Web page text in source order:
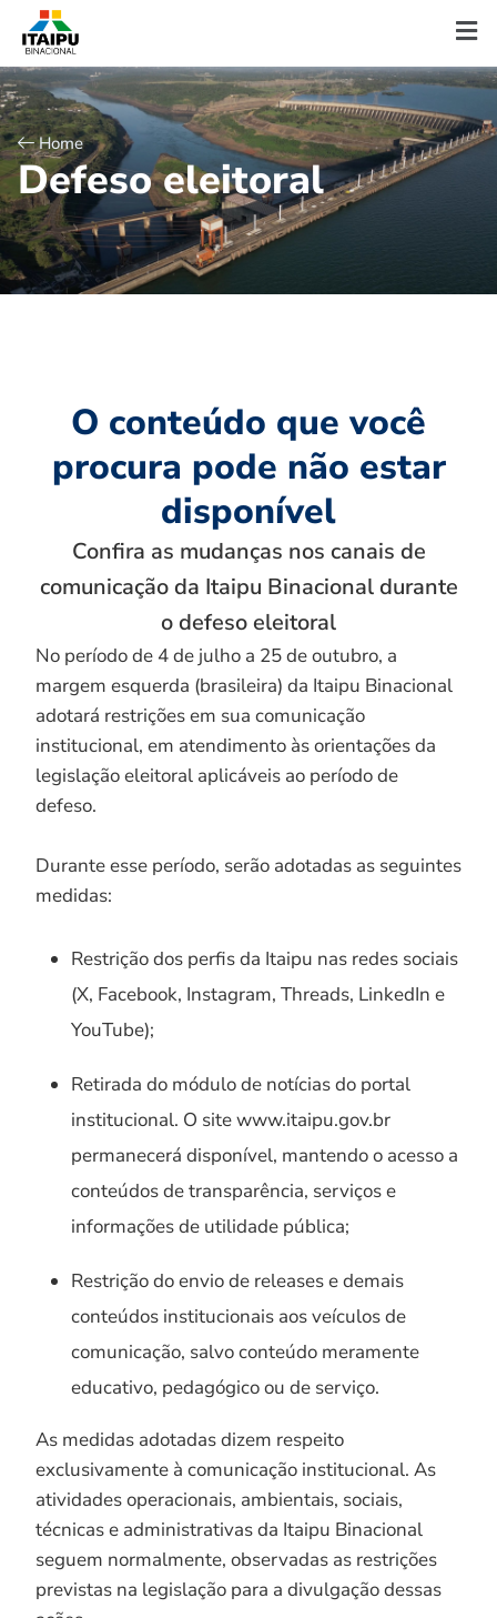
Home
Defeso eleitoral
O conteúdo que você
procura pode não estar
disponível
Confira as mudanças nos canais de
comunicação da Itaipu Binacional durante
o defeso eleitoral
No período de 4 de julho a 25 de outubro, a
margem esquerda (brasileira) da Itaipu Binacional
adotará restrições em sua comunicação
institucional, em atendimento às orientações da
legislação eleitoral aplicáveis ao período de
defeso.
Durante esse período, serão adotadas as seguintes
medidas:
Restrição dos perfis da Itaipu nas redes sociais
(X, Facebook, Instagram, Threads, LinkedIn e
YouTube);
Retirada do módulo de notícias do portal
institucional. O site www.itaipu.gov.br
permanecerá disponível, mantendo o acesso a
conteúdos de transparência, serviços e
informações de utilidade pública;
Restrição do envio de releases e demais
conteúdos institucionais aos veículos de
comunicação, salvo conteúdo meramente
educativo, pedagógico ou de serviço.
As medidas adotadas dizem respeito
exclusivamente à comunicação institucional. As
atividades operacionais, ambientais, sociais,
técnicas e administrativas da Itaipu Binacional
seguem normalmente, observadas as restrições
previstas na legislação para a divulgação dessas